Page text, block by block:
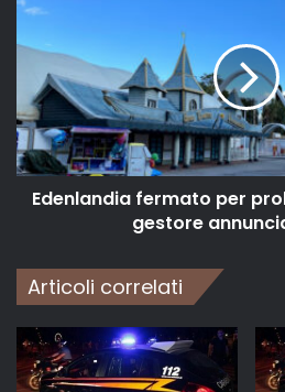
Edenlandia fermato per
gestore
Articoli correlati